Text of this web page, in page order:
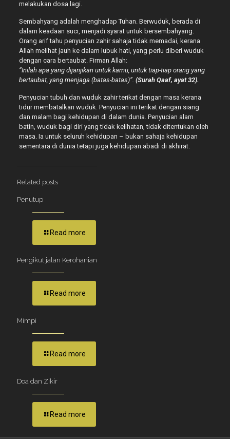
melakukan dosa lagi.
Sembahyang adalah menghadap Tuhan. Berwuduk, berada di
dalam keadaan suci, menjadi syarat untuk bersembahyang.
Orang arif tahu penyucian zahir sahaja tidak memadai, kerana
Allah melihat jauh ke dalam lubuk hati, yang perlu diberi wuduk
dengan cara bertaubat. Firman Allah:
“Inilah apa yang dijanjikan untuk kamu, untuk tiap-tiap orang yang
bertaubat, yang menjaga (batas-batas)”. (Surah Qaaf, ayat 32).
Penyucian tubuh dan wuduk zahir terikat dengan masa kerana
tidur membatalkan wuduk. Penyucian ini terikat dengan siang
dan malam bagi kehidupan di dalam dunia. Penyucian alam
batin, wuduk bagi diri yang tidak kelihatan, tidak ditentukan oleh
masa. Ia untuk seluruh kehidupan – bukan sahaja kehidupan
sementara di dunia tetapi juga kehidupan abadi di akhirat.
Related posts
Penutup
Read more
Pengikut jalan Kerohanian
Read more
Mimpi
Read more
Doa dan Zikir
Read more